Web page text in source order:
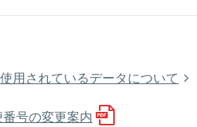
用されているデータについて
号の変更案内